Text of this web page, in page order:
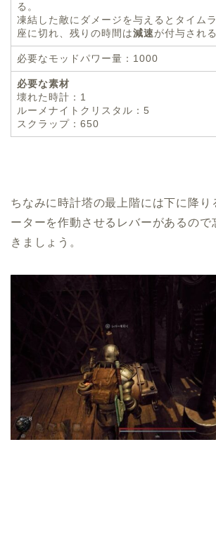
る。
凍結した敵にダメージを与えるとタイム
座に切れ、残りの時間は減速が付与される
必要なモッドパワー量：1000
必要な素材
壊れた時計：1
ルーメナイトクリスタル：5
スクラップ：650
ちなみに時計塔の最上階には下に降り
ーターを作動させるレバーがあるので
きましょう。